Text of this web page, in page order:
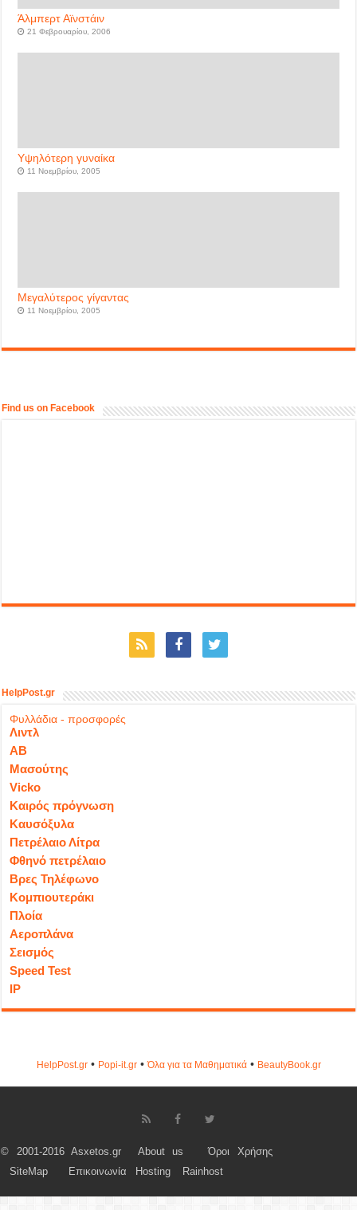
Άλμπερτ Αϊνστάιν
21 Φεβρουαρίου, 2006
Υψηλότερη γυναίκα
11 Νοεμβρίου, 2005
Μεγαλύτερος γίγαντας
11 Νοεμβρίου, 2005
Find us on Facebook
HelpPost.gr
Φυλλάδια - προσφορές
Λιντλ
ΑΒ
Μασούτης
Vicko
Καιρός πρόγνωση
Καυσόξυλα
Πετρέλαιο Λίτρα
Φθηνό πετρέλαιο
Βρες Τηλέφωνο
Κομπιουτεράκι
Πλοία
Αεροπλάνα
Σεισμός
Speed Test
IP
HelpPost.gr• Popi-it.gr•Όλα για τα Μαθηματικά• ΒeautyΒook.gr
© 2001-2016 Asxetos.gr About us
Όροι Χρήσης
SiteMap
Επικοινωνία Hosting Rainhost